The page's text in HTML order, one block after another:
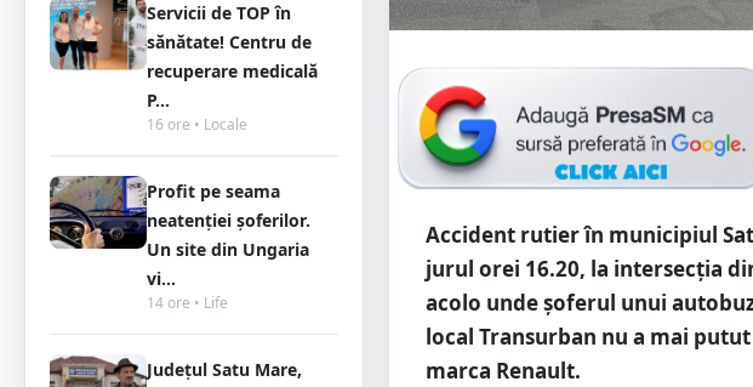
Servicii de TOP în
sănătate! Centru de
recuperare medicală
P...
16 ore • Locale
Profit pe seama
neatenției șoferilor.
Un site din Ungaria
vi...
14 ore • Life
Județul Satu Mare,
Accident rutier în municipiul
jurul orei 16.20, la intersecția
acolo unde șoferul unui
local Transurban nu a mai
marca Renault.